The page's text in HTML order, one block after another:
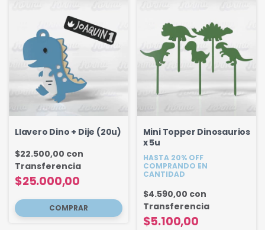
Llavero Dino + Dije (20u)
$25.000,00
$22.500,00 con
Transferencia
Mini Topper Dinosaurios
x 5u
HASTA 20% OFF
COMPRANDO EN
CANTIDAD
$5.100,00
$4.590,00 con
Transferencia